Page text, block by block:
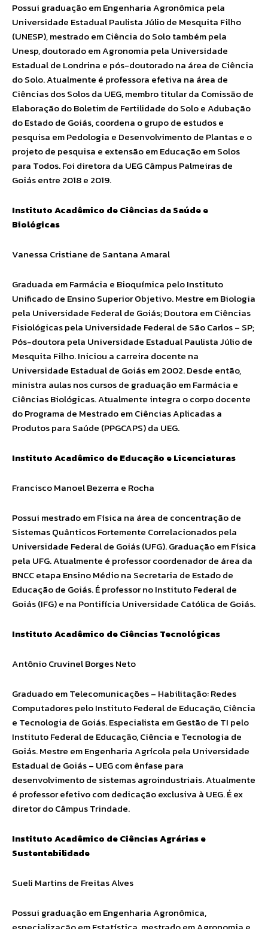
Possui graduação em Engenharia Agronômica pela
Universidade Estadual Paulista Júlio de Mesquita Filho
(UNESP), mestrado em Ciência do Solo também pela
Unesp, doutorado em Agronomia pela Universidade
Estadual de Londrina e pós-doutorado na área de Ciência
do Solo. Atualmente é professora efetiva na área de
Ciências dos Solos da UEG, membro titular da Comissão de
Elaboração do Boletim de Fertilidade do Solo e Adubação
do Estado de Goiás, coordena o grupo de estudos e
pesquisa em Pedologia e Desenvolvimento de Plantas e o
projeto de pesquisa e extensão em Educação em Solos
para Todos. Foi diretora da UEG Câmpus Palmeiras de
Goiás entre 2018 e 2019.
Instituto Acadêmico de Ciências da Saúde e
Biológicas
Vanessa Cristiane de Santana Amaral
Graduada em Farmácia e Bioquímica pelo Instituto
Unificado de Ensino Superior Objetivo. Mestre em Biologia
pela Universidade Federal de Goiás; Doutora em Ciências
Fisiológicas pela Universidade Federal de São Carlos – SP;
Pós-doutora pela Universidade Estadual Paulista Júlio de
Mesquita Filho. Iniciou a carreira docente na
Universidade Estadual de Goiás em 2002. Desde então,
ministra aulas nos cursos de graduação em Farmácia e
Ciências Biológicas. Atualmente integra o corpo docente
do Programa de Mestrado em Ciências Aplicadas a
Produtos para Saúde (PPGCAPS) da UEG.
Instituto Acadêmico de Educação e Licenciaturas
Francisco Manoel Bezerra e Rocha
Possui mestrado em Física na área de concentração de
Sistemas Quânticos Fortemente Correlacionados pela
Universidade Federal de Goiás (UFG). Graduação em Física
pela UFG. Atualmente é professor coordenador de área da
BNCC etapa Ensino Médio na Secretaria de Estado de
Educação de Goiás. É professor no Instituto Federal de
Goiás (IFG) e na Pontifícia Universidade Católica de Goiás.
Instituto Acadêmico de Ciências Tecnológicas
Antônio Cruvinel Borges Neto
Graduado em Telecomunicações – Habilitação: Redes
Computadores pelo Instituto Federal de Educação, Ciência
e Tecnologia de Goiás. Especialista em Gestão de TI pelo
Instituto Federal de Educação, Ciência e Tecnologia de
Goiás. Mestre em Engenharia Agrícola pela Universidade
Estadual de Goiás – UEG com ênfase para
desenvolvimento de sistemas agroindustriais. Atualmente
é professor efetivo com dedicação exclusiva à UEG. É ex
diretor do Câmpus Trindade.
Instituto Acadêmico de Ciências Agrárias e
Sustentabilidade
Sueli Martins de Freitas Alves
Possui graduação em Engenharia Agronômica,